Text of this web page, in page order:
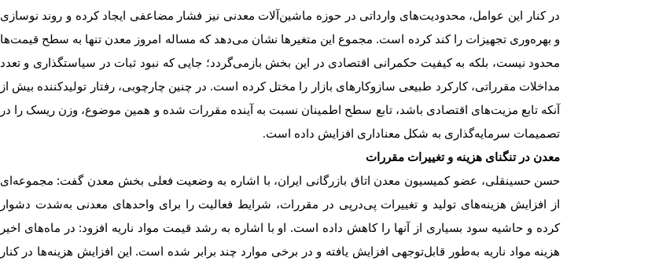
در کنار این عوامل، محدودیت‌های وارداتی در حوزه ماشین‌آلات معدنی نیز فشار مضاعفی ایجاد کرده و روند نوسازی
و بهره‌وری تجهیزات را کند کرده است. مجموع این متغیرها نشان می‌دهد که مساله امروز معدن تنها به سطح قیمت‌ها
محدود نیست، بلکه به کیفیت حکمرانی اقتصادی در این بخش بازمی‌گردد؛ جایی که نبود ثبات در سیاستگذاری و تعدد
مداخلات مقرراتی، کارکرد طبیعی سازوکارهای بازار را مختل کرده است. در چنین چارچوبی، رفتار تولیدکننده بیش از
آنکه تابع مزیت‌های اقتصادی باشد، تابع سطح اطمینان نسبت به آینده مقررات شده و همین موضوع، وزن ریسک را در
تصمیمات سرمایه‌گذاری به شکل معناداری افزایش داده است.
معدن در تنگنای هزینه و تغییرات مقررات
حسن حسینقلی، عضو کمیسیون معدن اتاق بازرگانی ایران، با اشاره به وضعیت فعلی بخش معدن گفت: مجموعه‌ای
از افزایش هزینه‌های تولید و تغییرات پی‌درپی در مقررات، شرایط فعالیت را برای واحدهای معدنی به‌شدت دشوار
کرده و حاشیه سود بسیاری از آنها را کاهش داده است. او با اشاره به رشد قیمت مواد ناریه افزود: در ماه‌های اخیر
هزینه مواد ناریه به‌طور قابل‌توجهی افزایش یافته و در برخی موارد چند برابر شده است. این افزایش هزینه‌ها در کنار